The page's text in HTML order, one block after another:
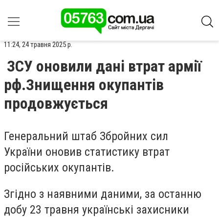
11:24, 24 травня 2025 р.
ЗСУ оновили дані втрат армії
рф.Знищення окупантів
продовжується
Генеральний штаб Збройних сил
України оновив статистику втрат
російських окупантів.
Згідно з наявними даними, за останню
добу 23 травня українські захисники